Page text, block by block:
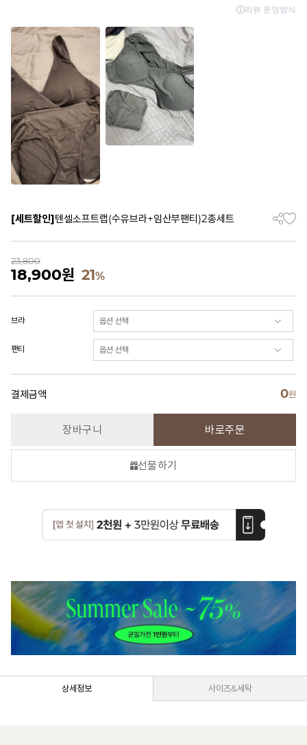
[세트할인]텐셀소프트랩(수유브라+임산부팬티)2종세트
23,800
18,900원 21%
브라
팬티
결제금액 0원
장바구니 바로주문
선물하기
상세정보 사이즈&세탁